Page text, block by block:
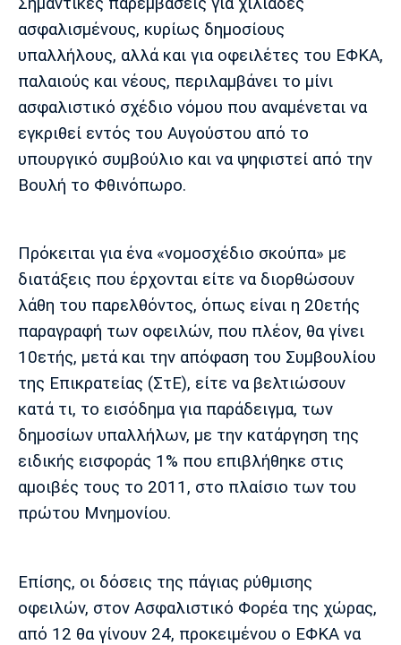
Πολιτισμός
Τραγούδια
Cine Spot
Running
Media
Πρόγραμμα TV
Κηφισιά Πανσερραϊκός
Μάντσεστερ
Γιουνάιτεντ
Τσέλσι Άρσεναλ
Λίβερπουλ
Μάντσεστερ
Γιουβέντους
Ίντερ
Μπορούσια
Ντόρτμουντ
Παρί Σεν
Ζερμέν
Μαρσέιγ
ασφαλισμένους, κυρίως δημοσίους
υπαλλήλους, αλλά και για οφειλέτες του ΕΦΚΑ,
παλαιούς και νέους, περιλαμβάνει το μίνι
ασφαλιστικό σχέδιο νόμου που αναμένεται να
εγκριθεί εντός του Αυγούστου από το
υπουργικό συμβούλιο και να ψηφιστεί από την
Βουλή το Φθινόπωρο.
Πρόκειται για ένα «νομοσχέδιο σκούπα» με
διατάξεις που έρχονται είτε να διορθώσουν
λάθη του παρελθόντος, όπως είναι η 20ετής
παραγραφή των οφειλών, που πλέον, θα γίνει
10ετής, μετά και την απόφαση του Συμβουλίου
της Επικρατείας (ΣτΕ), είτε να βελτιώσουν
κατά τι, το εισόδημα για παράδειγμα, των
δημοσίων υπαλλήλων, με την κατάργηση της
ειδικής εισφοράς 1% που επιβλήθηκε στις
αμοιβές τους το 2011, στο πλαίσιο των του
πρώτου Μνημονίου.
Επίσης, οι δόσεις της πάγιας ρύθμισης
οφειλών, στον Ασφαλιστικό Φορέα της χώρας,
από 12 θα γίνουν 24, προκειμένου ο ΕΦΚΑ να